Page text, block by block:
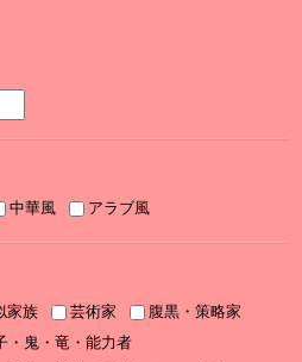
らせ
らせ
がヤンデレ実業家の愛され妻に
ックス参加サイン色紙ちらっと見
庫・Sonyaコミックス参加♡
中華風 アラブ風
家族 芸術家
腹黒・策略家
・鬼・竜・能力者